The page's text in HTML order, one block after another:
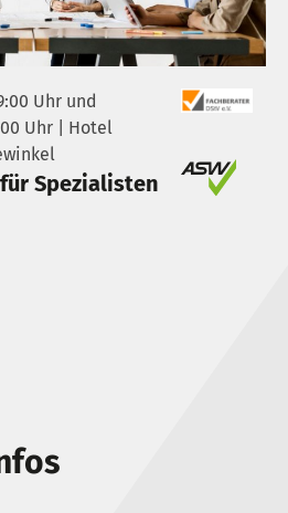
Uhr und
Uhr | Hotel
Spezialisten